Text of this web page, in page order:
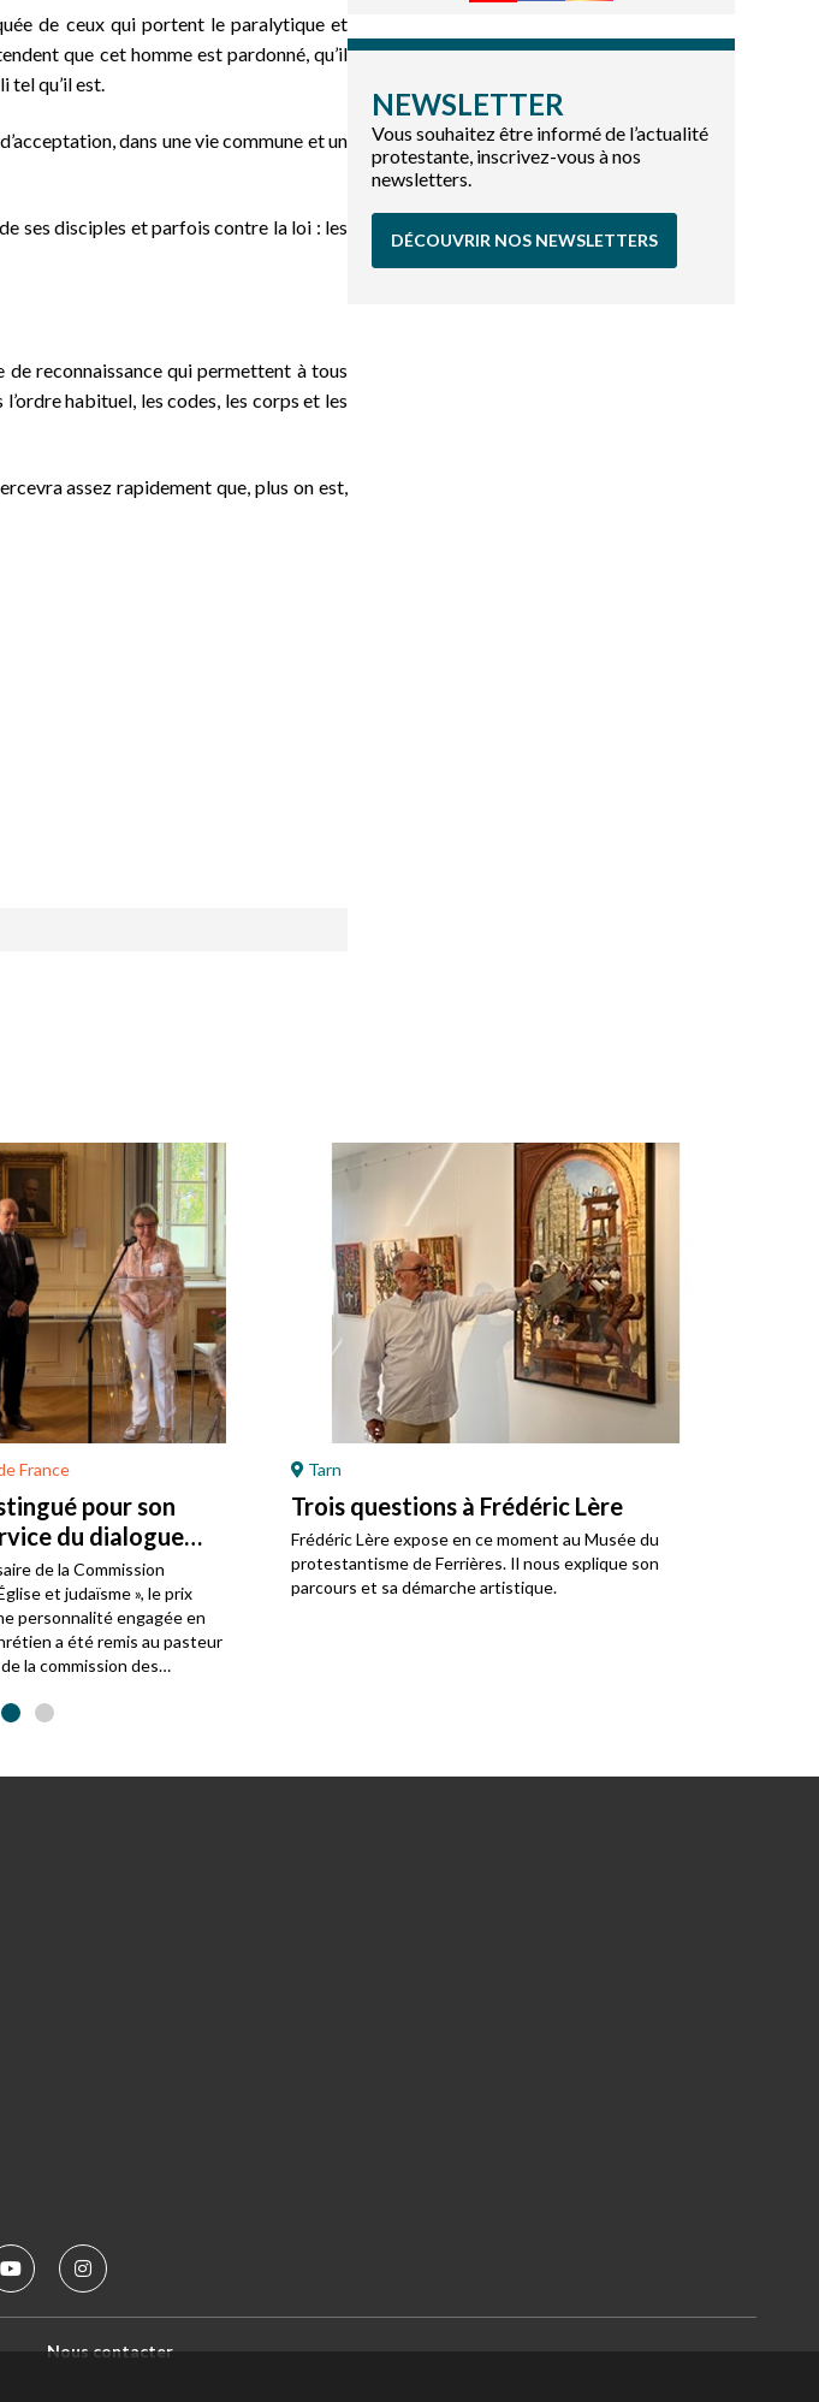
de ceux qui portent le paralytique et
que cet homme est pardonné, qu’il
tel qu’il est.
dans une vie commune et un
ses disciples et parfois contre la loi : les
reconnaissance qui permettent à tous
habituel, les codes, les corps et les
assez rapidement que, plus on est,
NEWSLETTER
Vous souhaitez être informé de l’actualité
protestante, inscrivez-vous à nos
newsletters.
DÉCOUVRIR NOS NEWSLETTERS
France
pour son
du dialogue
de la Commission
et judaïsme », le prix
personnalité engagée en
a été remis au pasteur
la commission des
Tarn
Trois questions à Frédéric Lère
Frédéric Lère expose en ce moment au Musée du
protestantisme de Ferrières. Il nous explique son
parcours et sa démarche artistique.
Nous contacter